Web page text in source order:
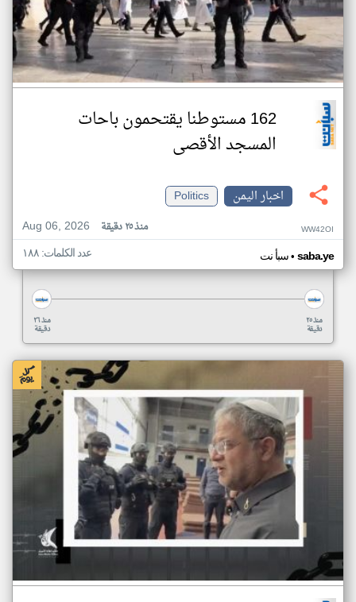
162 مستوطنا يقتحمون باحات
المسجد الأقصى
اخبار اليمن
Politics
Aug 06, 2026
منذ ٢٥ دقيقة WW42OI
سبأ نت• saba.ye عدد الكلمات: ١٨٨
منذ ٢٦
دقيقة
منذ ٢٥
دقيقة